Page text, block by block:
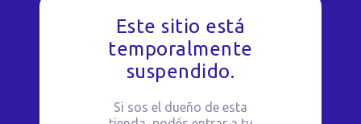
Este sitio está
temporalmente
suspendido.
Si sos el dueño de esta